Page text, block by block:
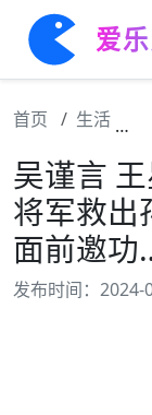
爱
首页 生活
吴谨言
将军救出
面前邀功
发布时间：2024-